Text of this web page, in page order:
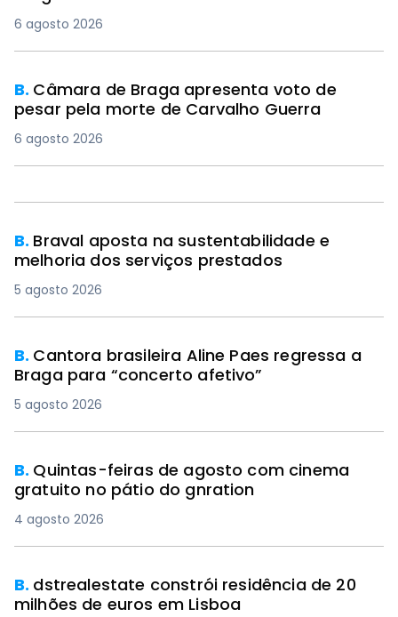
6 agosto 2026
B. Câmara de Braga apresenta voto de
pesar pela morte de Carvalho Guerra
6 agosto 2026
B. Braval aposta na sustentabilidade e
melhoria dos serviços prestados
5 agosto 2026
B. Cantora brasileira Aline Paes regressa a
Braga para “concerto afetivo”
5 agosto 2026
B. Quintas-feiras de agosto com cinema
gratuito no pátio do gnration
4 agosto 2026
B. dstrealestate constrói residência de 20
milhões de euros em Lisboa